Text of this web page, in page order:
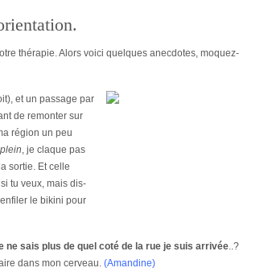
thérapie. Alors voici quelques anecdotes, moquez-
et un passage par
de remonter sur
région un peu
, je claque pas
sortie. Et celle
tu veux, mais dis-
le bikini pour
ne sais plus de quel coté de la rue je suis arrivée..?
dans mon cerveau. (Amandine)